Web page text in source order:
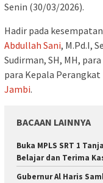
Senin (30/03/2026).
Hadir pada
Abdullah Sani, M.Pd.I,
Sudirman, SH, MH,
para Kepala
Jambi.
BACAAN LAINNYA
Buka MPLS SRT 1
Belajar dan Terima
Gubernur Al Haris